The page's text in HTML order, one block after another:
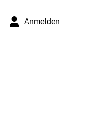
Anmelden